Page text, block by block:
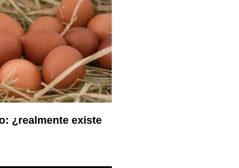
¿realmente existe